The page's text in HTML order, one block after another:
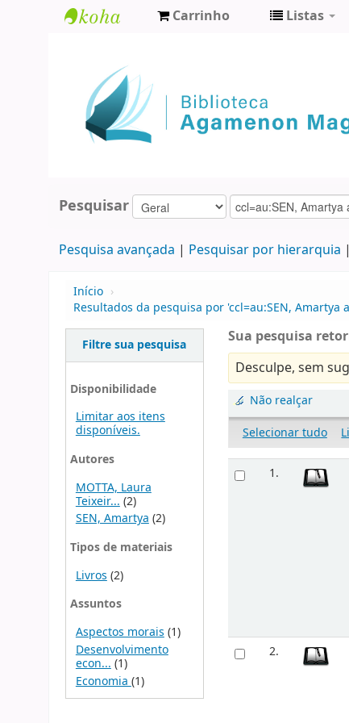
Agamenon
Magalhães
Carrinho Listas
Pesquisar
Pesquisa avançada Pesquisar por hierarquia
Início ›
Resultados da pesquisa por 'ccl=au:SEN, Amartya
Filtre sua pesquisa
Disponibilidade
Limitar aos itens
disponíveis.
Autores
MOTTA, Laura
Teixeir... (2)
SEN, Amartya(2)
Tipos de materiais
Livros (2)
Assuntos
Aspectos morais (1)
Desenvolvimento
econ... (1)
Economia (1)
Sua pesquisa
Desculpe, sem
Não realçar
Selecionar tudo
1.
2.